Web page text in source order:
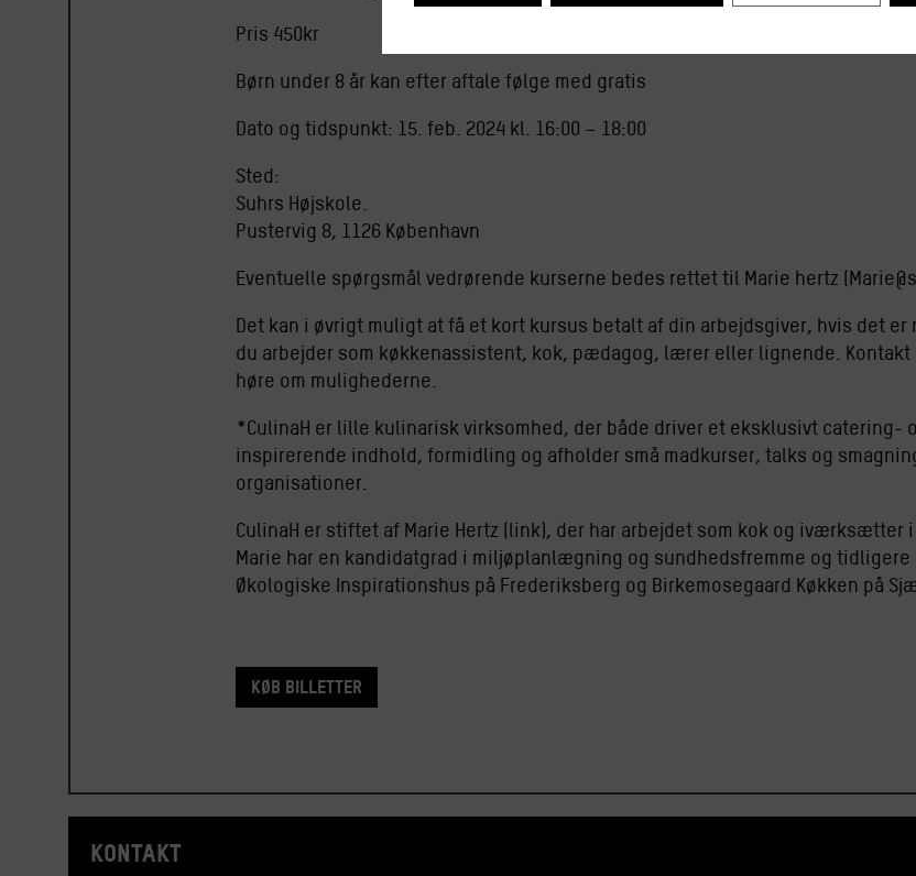
Pris 450kr
Børn under 8 år kan efter aftale følge med gratis
Dato og tidspunkt: 15. feb. 2024 kl. 16:00 – 18:00
Sted:
Suhrs Højskole.
Pustervig 8, 1126 København
Eventuelle spørgsmål vedrørende kurserne bedes rettet til Marie hertz
Det kan i øvrigt muligt at få et kort kursus betalt af din arbejdsgiver, hvis det
du arbejder som køkkenassistent, kok, pædagog, lærer eller lignende.
høre om mulighederne.
*CulinaH er lille kulinarisk virksomhed, der både driver et eksklusivt catering-
inspirerende indhold, formidling og afholder små madkurser, talks og
organisationer.
CulinaH er stiftet af Marie Hertz (link), der har arbejdet som kok og iværksætter i
Marie har en kandidatgrad i miljøplanlægning og sundhedsfremme og tidligere
Økologiske Inspirationshus på Frederiksberg og Birkemosegaard Køkken på
køb Billetter
KONTAKT